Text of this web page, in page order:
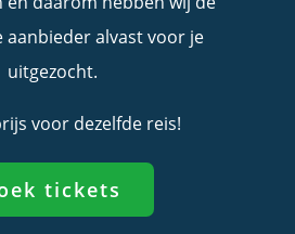
aanbieder alvast voor je
uitgezocht.
voor dezelfde reis!
tickets